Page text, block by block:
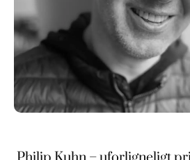
Philip Kuhn – uforligneligt